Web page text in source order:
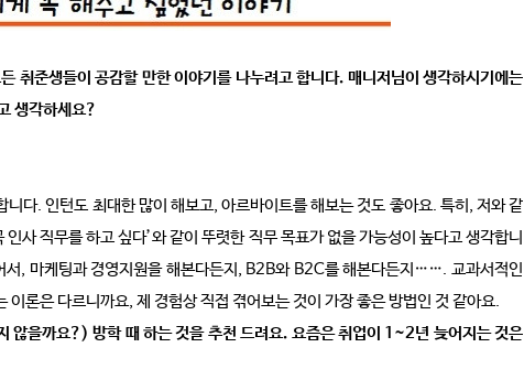
취준생들이 공감할 만한 이야기를 나누려고 합니다. 매니저님이 생각하시기에는
생각하세요?
다. 인턴도 최대한 많이 해보고, 아르바이트를 해보는 것도 좋아요. 특히, 저와 같
사 직무를 하고 싶다’와 같이 뚜렷한 직무 목표가 없을 가능성이 높다고 생각합니
서, 마케팅과 경영지원을 해본다든지, B2B와 B2C를 해본다든지……. 교과서적인
론은 다르니까요, 제 경험상 직접 겪어보는 것이 가장 좋은 방법인 것 같아요.
않을까요?) 방학 때 하는 것을 추천 드려요. 요즘은 취업이 1~2년 늦어지는 것은